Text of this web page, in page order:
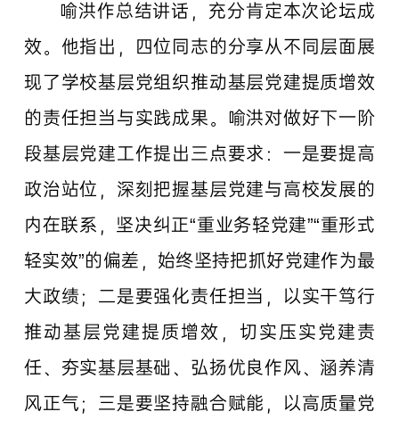
喻洪作总结讲话，充分肯定本次论坛成
效。他指出，四位同志的分享从不同层面展
现了学校基层党组织推动基层党建提质增效
的责任担当与实践成果。喻洪对做好下一阶
段基层党建工作提出三点要求：一是要提高
政治站位，深刻把握基层党建与高校发展的
内在联系，坚决纠正“重业务轻党建”“重形式
轻实效”的偏差，始终坚持把抓好党建作为最
大政绩；二是要强化责任担当，以实干笃行
推动基层党建提质增效，切实压实党建责
任、夯实基层基础、弘扬优良作风、涵养清
风正气；三是要坚持融合赋能，以高质量党